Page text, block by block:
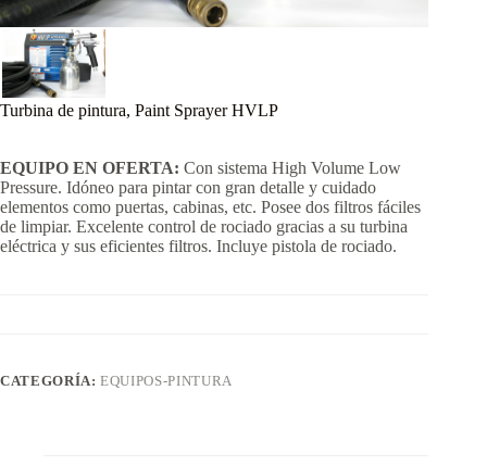
Turbina de pintura, Paint Sprayer HVLP
EQUIPO EN OFERTA: Con sistema High Volume Low
Pressure. Idóneo para pintar con gran detalle y cuidado
elementos como puertas, cabinas, etc. Posee dos filtros fáciles
de limpiar. Excelente control de rociado gracias a su turbina
eléctrica y sus eficientes filtros. Incluye pistola de rociado.
CATEGORÍA:EQUIPOS-PINTURA